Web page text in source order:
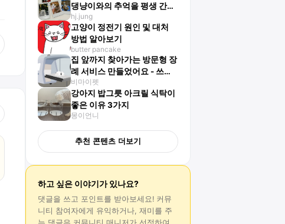
댕냥이와의 추억을 평생 간직
하고 싶다면?
hj.jung
고양이 정전기 원인 및 대처
방법 알아보기
butter pancake
집 앞까지 찾아가는 방문형 장
례 서비스 만들었어요 - 쓰담
별 이야기
비마이펫
강아지 밥그릇 아크릴 식탁이
좋은 이유 3가지
몽이언니
추천 콘텐츠 더보기
하고 싶은 이야기가 있나요?
댓글을 쓰고 포인트를 받아보세요! 커뮤
니티 참여자에게 유익하거나, 재미를 주